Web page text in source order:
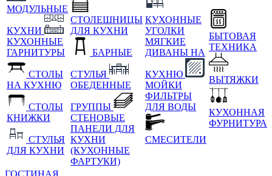
МОДУЛЬНЫЕ
КУХНИ
КУХОННЫЕ
ГАРНИТУРЫ
СТОЛЫ
НА КУХНЮ
СТОЛЫ
КНИЖКИ
СТУЛЬЯ
ДЛЯ КУХНИ
СТОЛЕШНИЦЫ
ДЛЯ КУХНИ
БАРНЫЕ
СТУЛЬЯ
ОБЕДЕННЫЕ
ГРУППЫ
СТЕНОВЫЕ
ПАНЕЛИ ДЛЯ
КУХНИ
(КУХОННЫЕ
ФАРТУКИ)
КУХОННЫЕ
УГОЛКИ
МЯГКИЕ
ДИВАНЫ НА
КУХНЮ
МОЙКИ
ФИЛЬТРЫ
ДЛЯ ВОДЫ
СМЕСИТЕЛИ
БЫТОВАЯ
ТЕХНИКА
ВЫТЯЖКИ
КУХОННАЯ
ФУРНИТУРА